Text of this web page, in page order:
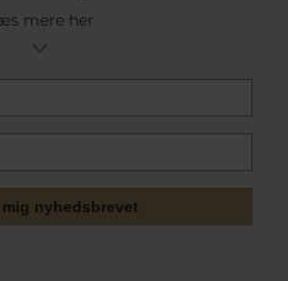
mere her
nyhedsbrevet